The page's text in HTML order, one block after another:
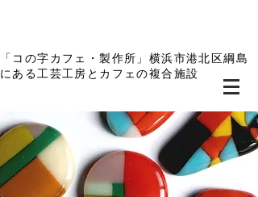
「コの字カフェ・製作所」横浜市港北区綱島
にある工芸工房とカフェの複合施設